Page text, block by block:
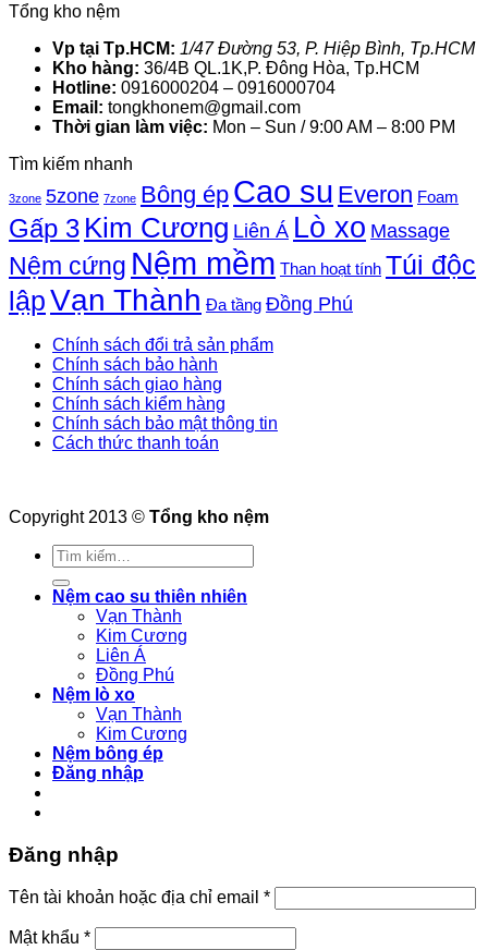
Tổng kho nệm
Vp tại Tp.HCM: 1/47 Đường 53, P. Hiệp Bình, Tp.HCM
Kho hàng: 36/4B QL.1K,P. Đông Hòa, Tp.HCM
Hotline: 0916000204 – 0916000704
Email: tongkhonem@gmail.com
Thời gian làm việc: Mon – Sun / 9:00 AM – 8:00 PM
Tìm kiếm nhanh
3zone 5zone 7zone Bông ép Cao su Everon Foam
Gấp 3 Kim Cương Liên Á Lò xo Massage
Nệm cứng Nệm mềm Than hoạt tính Túi độc
lậpVạn Thành Đa tầng Đồng Phú
Chính sách đổi trả sản phẩm
Chính sách bảo hành
Chính sách giao hàng
Chính sách kiểm hàng
Chính sách bảo mật thông tin
Cách thức thanh toán
Copyright 2013 © Tổng kho nệm
Tìm
kiếm:
Nệm cao su thiên nhiên
Vạn Thành
Kim Cương
Liên Á
Đồng Phú
Nệm lò xo
Vạn Thành
Kim Cương
Nệm bông ép
Đăng nhập
Đăng nhập
Tên tài khoản hoặc địa chỉ email *Bắt
buộc
Mật khẩu *Bắt